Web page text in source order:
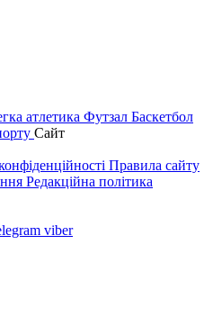
атлетика Футзал Баскетбол
Сайт
Правила сайту
Редакційна політика
viber